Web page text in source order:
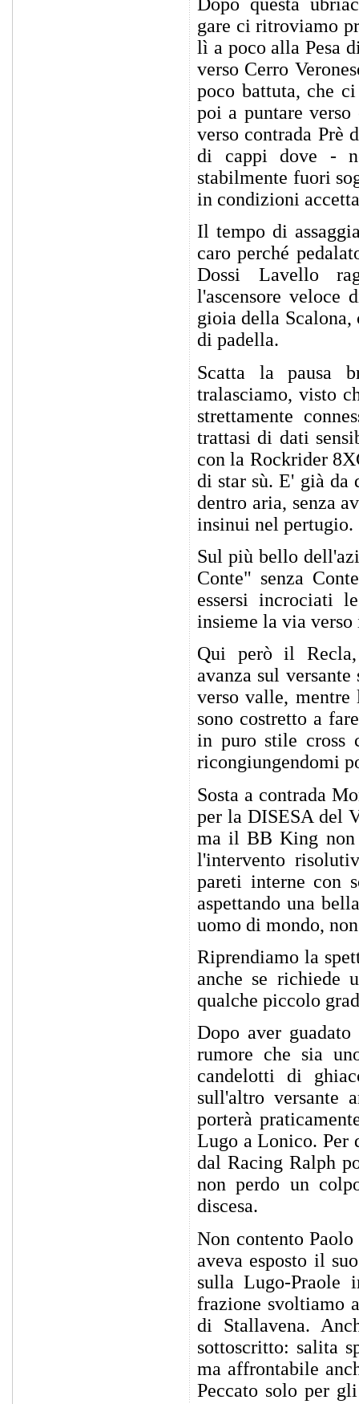
gare ci ritroviamo
lì a poco alla Pesa
verso Cerro
poco battuta, che
poi a puntare
verso contrada Prè
di cappi dove -
stabilmente fuori
in condizioni
Il tempo di
caro perché
Dossi Lavello
l'ascensore
gioia della
di padella.
Scatta la pausa
tralasciamo, visto
strettamente
trattasi di dati
con la Rockrider
di star sù. E' già da
dentro aria, senza
insinui nel pertugio.
Sul più bello
Conte" senza
essersi incrociati
insieme la via
Qui però il Recla,
avanza sul
verso valle,
sono costretto a
in puro stile cross
ricongiungendomi
Sosta a contrada
per la DISESA del
ma il BB King non
l'intervento
pareti interne con
aspettando una
uomo di mondo,
Riprendiamo la
anche se richiede
qualche piccolo
Dopo aver
rumore che sia
candelotti di
sull'altro versante
porterà
Lugo a Lonico. Per
dal Racing Ralph
non perdo un
discesa.
Non contento
aveva esposto il
sulla Lugo-Praole
frazione svoltiamo
di Stallavena.
sottoscritto: salita
ma affrontabile
Peccato solo per